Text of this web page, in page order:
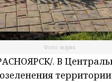
Фото: мэрия
. В